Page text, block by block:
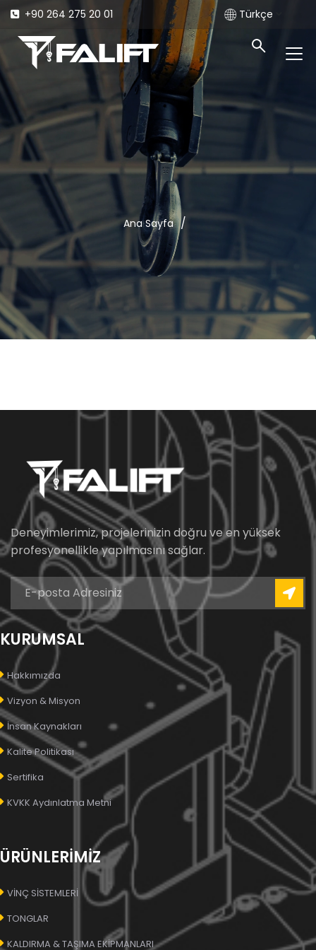
+90 264 275 20 01 Türkçe
Ana Sayfa /
Deneyimlerimiz, projelerinizin doğru ve en yüksek
profesyonellikle yapılmasını sağlar.
KURUMSAL
Hakkımızda
Vizyon & Misyon
İnsan Kaynakları
Kalite Politikası
Sertifika
KVKK Aydınlatma Metni
ÜRÜNLERİMİZ
VİNÇ SİSTEMLERİ
TONGLAR
KALDIRMA & TAŞIMA EKİPMANLARI